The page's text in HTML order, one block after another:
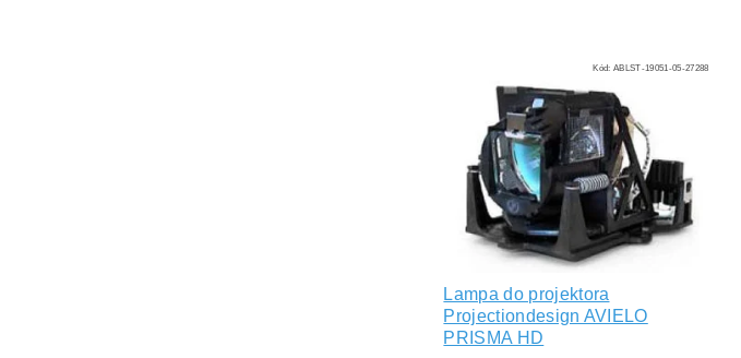
Kód:ABLST-19051-05-27288
Lampa do projektora
Projectiondesign AVIELO
PRISMA HD